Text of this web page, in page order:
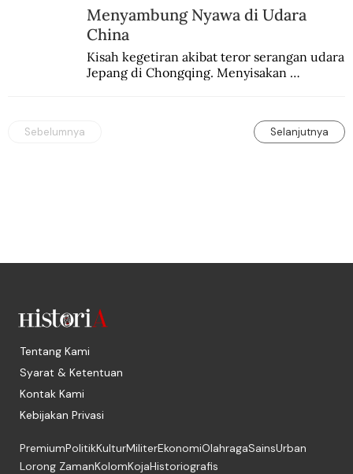
Menyambung Nyawa di Udara
China
Kisah kegetiran akibat teror serangan udara
Jepang di Chongqing. Menyisakan
Sebelumnya Selanjutnya
Tentang Kami
Syarat & Ketentuan
Kontak Kami
Kebijakan Privasi
PremiumPolitikKulturMiliterEkonomiOlahragaSainsUrban
Lorong ZamanKolomKojaHistoriografis